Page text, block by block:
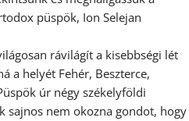
püspök, Ion Selejan
rávilágít a kisebbségi lét
a helyét Fehér, Beszterce,
úr négy székelyföldi
sajnos nem okozna gondot, hogy